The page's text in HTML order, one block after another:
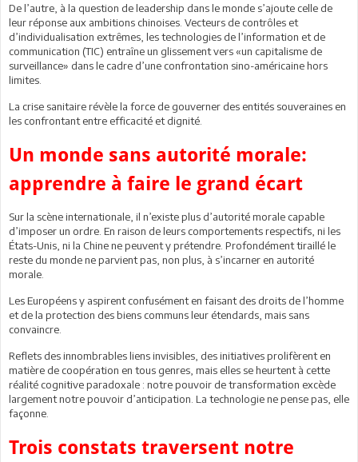
De l’autre, à la question de leadership dans le monde s’ajoute celle de
leur réponse aux ambitions chinoises. Vecteurs de contrôles et
d’individualisation extrêmes, les technologies de l’information et de
communication (TIC) entraîne un glissement vers «un capitalisme de
surveillance» dans le cadre d’une confrontation sino-américaine hors
limites.
La crise sanitaire révèle la force de gouverner des entités souveraines en
les confrontant entre efficacité et dignité.
Un monde sans autorité morale:
apprendre à faire le grand écart
Sur la scène internationale, il n’existe plus d’autorité morale capable
d’imposer un ordre. En raison de leurs comportements respectifs, ni les
États-Unis, ni la Chine ne peuvent y prétendre. Profondément tiraillé le
reste du monde ne parvient pas, non plus, à s’incarner en autorité
morale.
Les Européens y aspirent confusément en faisant des droits de l’homme
et de la protection des biens communs leur étendards, mais sans
convaincre.
Reflets des innombrables liens invisibles, des initiatives prolifèrent en
matière de coopération en tous genres, mais elles se heurtent à cette
réalité cognitive paradoxale : notre pouvoir de transformation excède
largement notre pouvoir d’anticipation. La technologie ne pense pas, elle
façonne.
Trois constats traversent notre